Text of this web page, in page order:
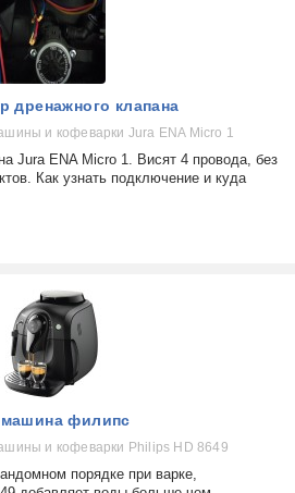
дренажного клапана
и кофеварки Jura ENA Micro 1
Jura ENA Micro 1. Висят 4 провода, без
Как узнать подключение и куда
филипс
и кофеварки Philips HD 8649
порядке при варке,